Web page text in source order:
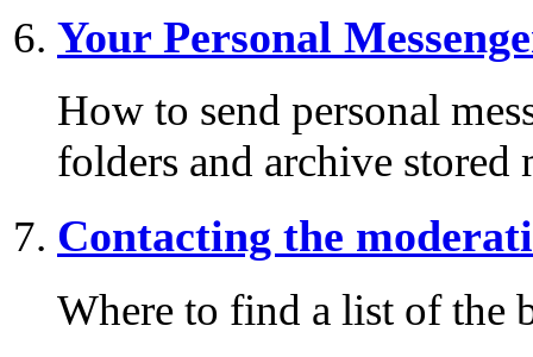
Your Personal
How to send personal
folders and archive stored
Contacting the
Where to find a list of the